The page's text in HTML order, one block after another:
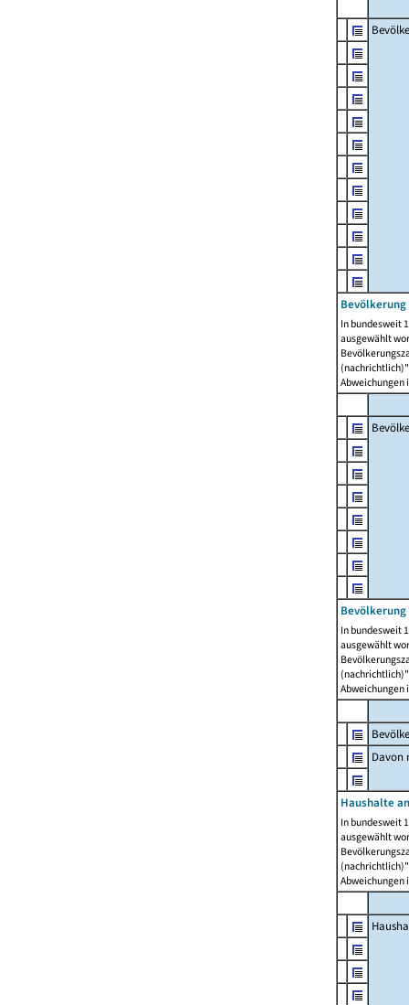
In bundesweit
ausgewählt
Abweichungen
In bundesweit
ausgewählt
Abweichungen
Davon
Haushalte
In bundesweit
ausgewählt
Abweichungen